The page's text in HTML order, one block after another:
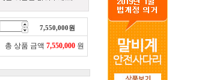
7,550,000원
총 상품 금액 7,550,000 원